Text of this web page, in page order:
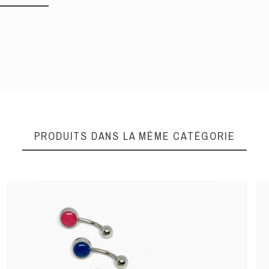
PRODUITS DANS LA MÊME CATÉGORIE